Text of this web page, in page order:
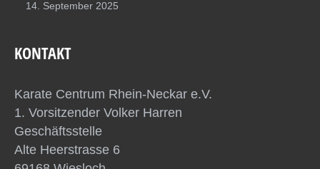
14. September 2025
KONTAKT
Karate Centrum Rhein-Neckar e.V.
1. Vorsitzender Volker Harren
Geschäftsstelle
Alte Heerstrasse 6